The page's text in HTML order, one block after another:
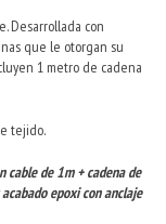
Desarrollada con
que le otorgan su
1 metro de cadena
tejido.
cable de 1m + cadena de
epoxi con anclaje